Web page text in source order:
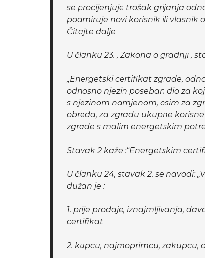
se procijenjuje trošak grijanja
podmiruje novi korisnik ili vlasnik
Čitajte dalje
U članku 23. , Zakona o gradnji ,
„Energetski certifikat zgrade,
odnosno njezin poseban dio za
s njezinom namjenom, osim za
obreda, za zgradu ukupne
zgrade s malim energetskim
Stavak 2 kaže :“Energetskim
U članku 24, stavak 2. se navodi:
dužan je :
1. prije prodaje, iznajmljivanja,
certifikat
2. kupcu, najmoprimcu,